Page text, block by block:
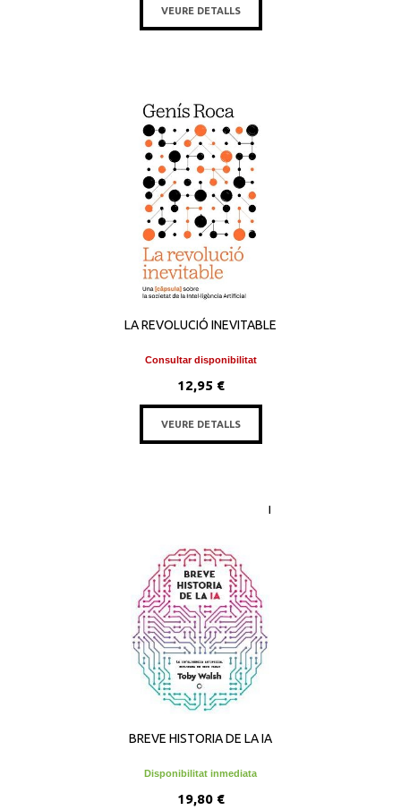
VEURE DETALLS
LA REVOLUCIÓ INEVITABLE
Consultar disponibilitat
12,95 €
VEURE DETALLS
BREVE HISTORIA DE LA IA
Disponibilitat inmediata
19,80 €